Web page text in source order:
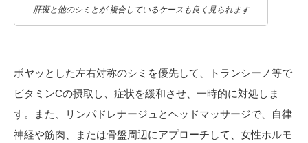
肝斑と他のシミとが 複合しているケースも良く見られます
ボヤッとした左右対称のシミを優先して、トランシーノ等で
ビタミンCの摂取し、症状を緩和させ、一時的に対処しま
す。また、リンパドレナージュとヘッドマッサージで、自律
神経や筋肉、または骨盤周辺にアプローチして、女性ホルモ